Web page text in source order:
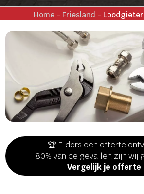
Home- Friesland -
🏆 Elders een offerte
80% van de gevallen zijn wij
Vergelijk je offerte